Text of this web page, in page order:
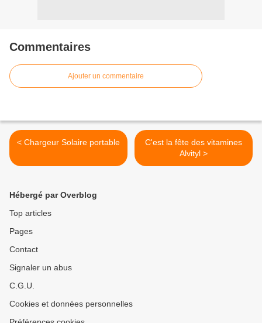
Commentaires
Ajouter un commentaire
< Chargeur Solaire portable
C'est la fête des vitamines
Alvityl >
Hébergé par Overblog
Top articles
Pages
Contact
Signaler un abus
C.G.U.
Cookies et données personnelles